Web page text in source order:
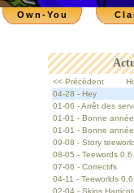
Own-You
<< Précédent
04-28 - Hey
01-06 - Arrêt des
01-01 - Bonne
01-01 - Bonne
09-08 - Story
08-05 - Teewords
07-06 - Correctifs
04-11 - Teeworlds
02-04 - Skins